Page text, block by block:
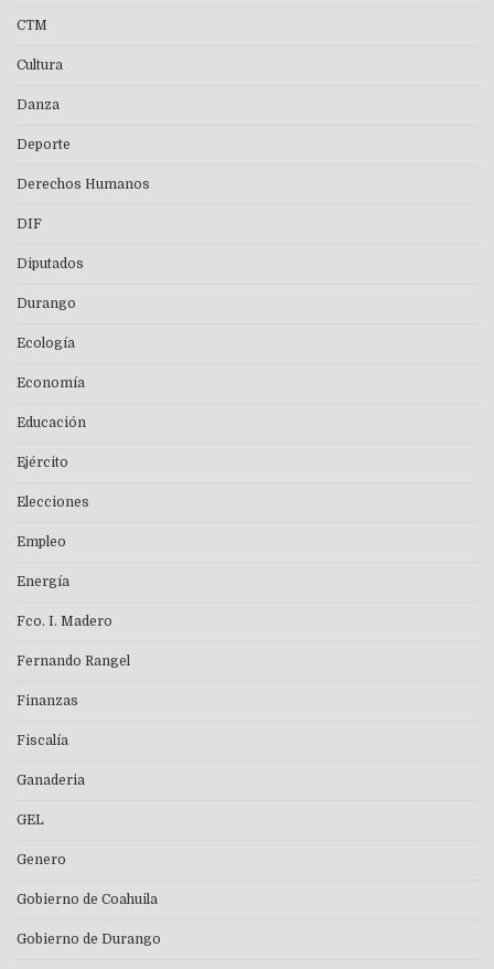
CTM
Cultura
Danza
Deporte
Derechos Humanos
DIF
Diputados
Durango
Ecología
Economía
Educación
Ejército
Elecciones
Empleo
Energía
Fco. I. Madero
Fernando Rangel
Finanzas
Fiscalía
Ganaderia
GEL
Genero
Gobierno de Coahuila
Gobierno de Durango